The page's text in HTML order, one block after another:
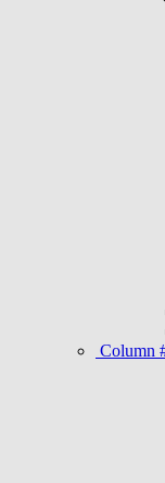
Column